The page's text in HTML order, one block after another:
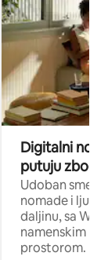
Digitalni
putuju zbog
Udoban
nomade i ljude
daljinu, sa Wi-
namenskim
prostorom.